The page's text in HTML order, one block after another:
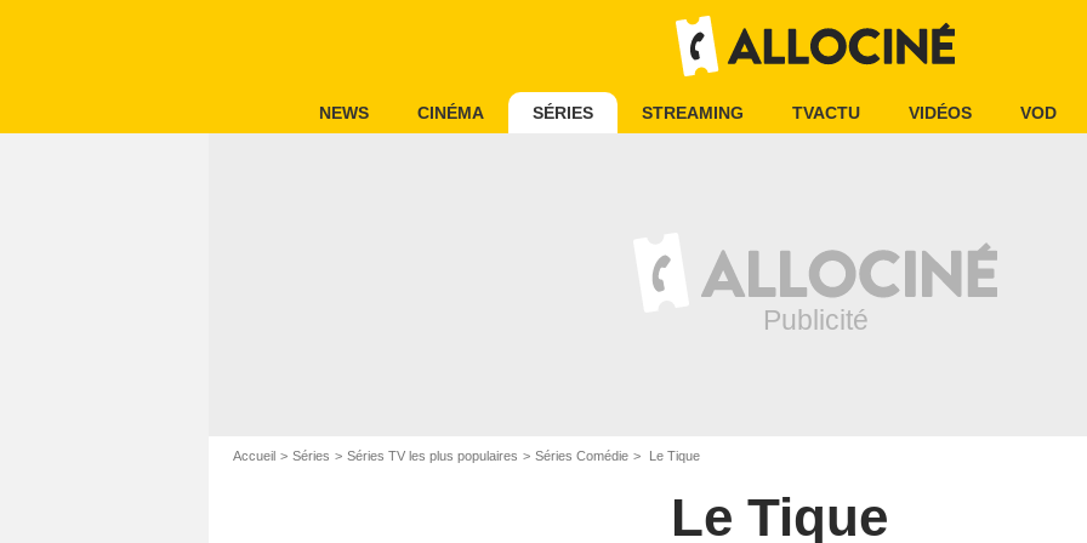
NEWS CINÉMA SÉRIES STREAMING TVACTU VIDÉOS VOD
Accueil Séries Séries TV les plus populaires Séries Comédie Le Tique
Le Tique